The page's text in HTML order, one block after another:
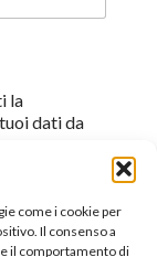
come i cookie per
Il consenso a
il comportamento di
la
dati da